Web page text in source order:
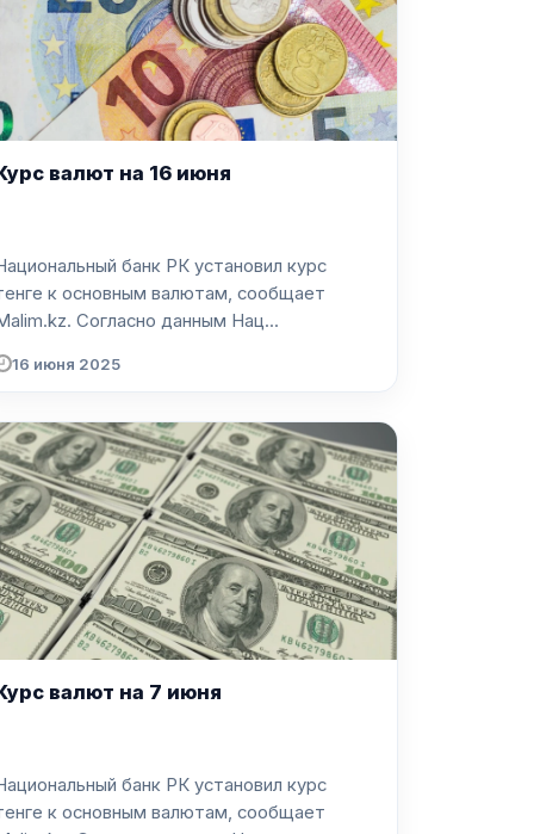
валют на 16 июня
банк РК установил курс
к основным валютам, сообщает
Malim.kz. Согласно данным Нац...
16 июня 2025
валют на 7 июня
банк РК установил курс
к основным валютам, сообщает